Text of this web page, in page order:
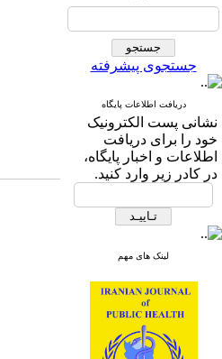
جستجوی پیشرفته
دریافت اطلاعات پایگاه
نشانی پست الکترونیک
خود را برای دریافت
اطلاعات و اخبار پایگاه،
در کادر زیر وارد کنید.
لینک های مهم